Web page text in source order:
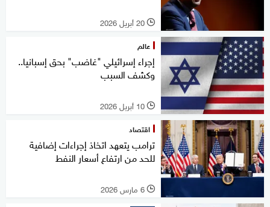
l 20 أبريل 2026
عالم
إجراء إسرائيلي "غاضب" بحق إسبانيا..
وكشف السبب
l 10 أبريل 2026
اقتصاد
ترامب يتعهد اتخاذ إجراءات إضافية
للحد من ارتفاع أسعار النفط
l 6 مارس 2026